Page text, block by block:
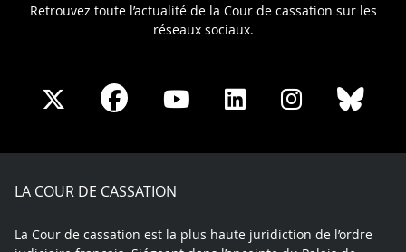
Retrouvez toute l’actualité de la Cour de cassation sur les
réseaux sociaux.
Share
X
Share
Facebook
Share
Youtube
Share
LinkedIn
Share
Instagram
LA COUR DE CASSATION
La Cour de cassation est la plus haute juridiction de l’ordre